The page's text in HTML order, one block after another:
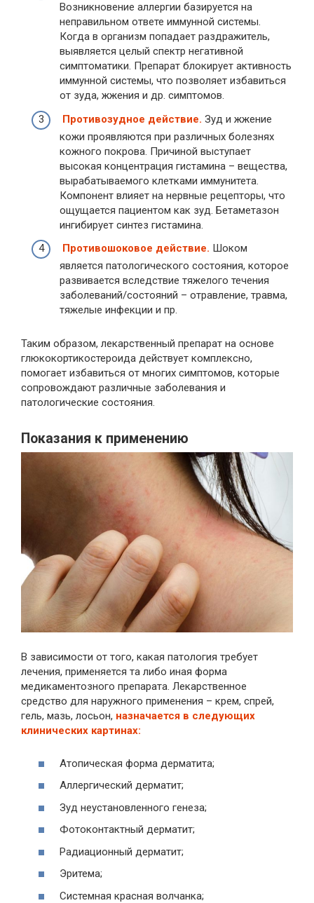
Возникновение аллергии базируется на
неправильном ответе иммунной системы.
Когда в организм попадает раздражитель,
выявляется целый спектр негативной
симптоматики. Препарат блокирует активность
иммунной системы, что позволяет избавиться
от зуда, жжения и др. симптомов.
Противозудное действие. Зуд и жжение
кожи проявляются при различных болезнях
кожного покрова. Причиной выступает
высокая концентрация гистамина – вещества,
вырабатываемого клетками иммунитета.
Компонент влияет на нервные рецепторы, что
ощущается пациентом как зуд. Бетаметазон
ингибирует синтез гистамина.
Противошоковое действие. Шоком
является патологического состояния, которое
развивается вследствие тяжелого течения
заболеваний/состояний – отравление, травма,
тяжелые инфекции и пр.
Таким образом, лекарственный препарат на основе
глюкокортикостероида действует комплексно,
помогает избавиться от многих симптомов, которые
сопровождают различные заболевания и
патологические состояния.
Показания к применению
В зависимости от того, какая патология требует
лечения, применяется та либо иная форма
медикаментозного препарата. Лекарственное
средство для наружного применения – крем, спрей,
гель, мазь, лосьон, назначается в следующих
клинических картинах:
Атопическая форма дерматита;
Аллергический дерматит;
Зуд неустановленного генеза;
Фотоконтактный дерматит;
Радиационный дерматит;
Эритема;
Системная красная волчанка;